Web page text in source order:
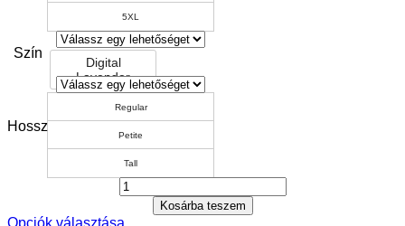
5XL
Szín
Digital
Lavender
Hossz
Regular
Petite
Tall
Kosárba teszem
Opciók választása